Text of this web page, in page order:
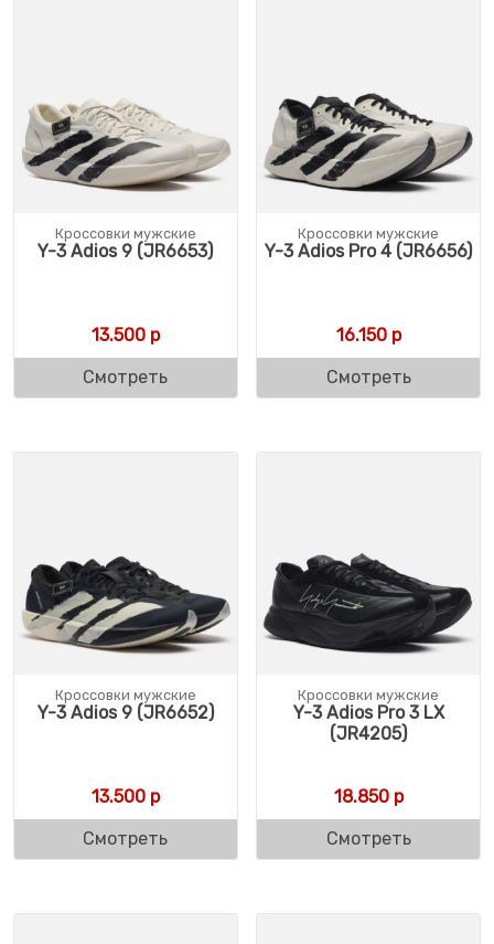
Кроссовки мужские
Y-3 Adios 9 (JR6653)
13.500р
Смотреть
Кроссовки мужские
Y-3 Adios Pro 4 (JR6656)
16.150р
Смотреть
Кроссовки мужские
Y-3 Adios 9 (JR6652)
13.500р
Смотреть
Кроссовки мужские
Y-3 Adios Pro 3 LX
(JR4205)
18.850р
Смотреть